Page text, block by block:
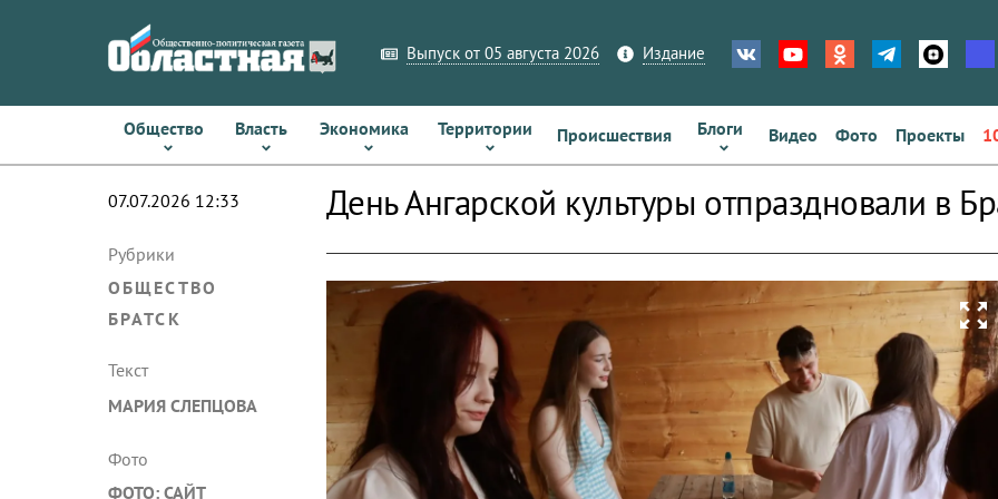
Выпуск от 05 августа 2026 Издание
Общество Власть Экономика Территории Происшествия Блоги Видео Фото Проекты
07.07.2026 12:33
Рубрики
ОБЩЕСТВО
БРАТСК
Текст
МАРИЯ СЛЕПЦОВА
Фото
ФОТО: САЙТ
День Ангарской культуры отпраздновали в
zoom_out_map